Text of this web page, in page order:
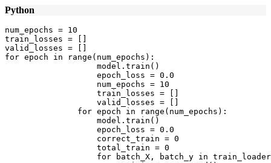
Python
num_epochs = 10
train_losses = []
valid_losses = []
for epoch in range(num_epochs):
                   model.train()
                   epoch_loss = 0.0
                   num_epochs = 10
                   train_losses = []
                   valid_losses = []
               for epoch in range(num_epochs):
                   model.train()
                   epoch_loss = 0.0
                   correct_train = 0
                   total_train = 0
for batch_X, batch_y in